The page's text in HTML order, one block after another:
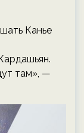
Канье
там», —